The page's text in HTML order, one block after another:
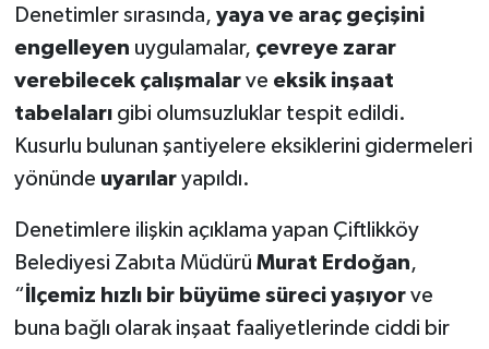
Denetimler sırasında, yaya ve araç geçişini
engelleyen uygulamalar, çevreye zarar
verebilecek çalışmalarve eksik inşaat
tabelalarıgibi olumsuzluklar tespit edildi.
Kusurlu bulunan şantiyelere eksiklerini gidermeleri
yönünde uyarılaryapıldı.
Denetimlere ilişkin açıklama yapan Çiftlikköy
Belediyesi Zabıta Müdürü Murat Erdoğan,
“ İlçemiz hızlı bir büyüme süreci yaşıyorve
buna bağlı olarak inşaat faaliyetlerinde ciddi bir